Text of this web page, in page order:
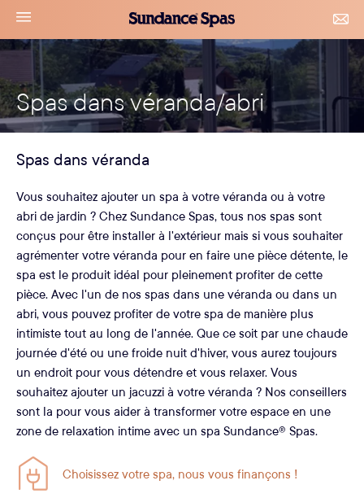
Accéder
contenu
navigation
le
Sundance
Spas
RDV
Spas dans véranda/abri
Spas dans véranda
Vous souhaitez ajouter un spa à votre véranda ou à votre
abri de jardin ? Chez Sundance Spas, tous nos spas sont
conçus pour être installer à l'extérieur mais si vous souhaiter
agrémenter votre véranda pour en faire une pièce détente, le
spa est le produit idéal pour pleinement profiter de cette
pièce. Avec l'un de nos spas dans une véranda ou dans un
abri, vous pouvez profiter de votre spa de manière plus
intimiste tout au long de l'année. Que ce soit par une chaude
journée d'été ou une froide nuit d'hiver, vous aurez toujours
un endroit pour vous détendre et vous relaxer. Vous
souhaitez ajouter un jacuzzi à votre véranda ? Nos conseillers
sont la pour vous aider à transformer votre espace en une
zone de relaxation intime avec un spa Sundance® Spas.
Choisissez votre spa, nous vous finançons !